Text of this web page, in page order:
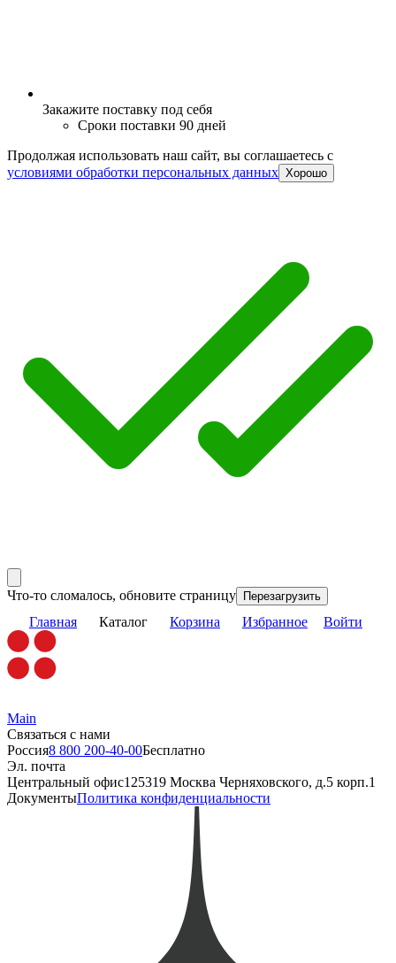
Закажите поставку под себя
Сроки поставки 90 дней
Продолжая использовать наш сайт, вы соглашаетесь c
условиями обработки персональных данных Хорошо
Что-то сломалось, обновите страницу Перезагрузить
Главная Каталог Корзина Избранное Войти
Main
Связаться с нами
Россия8 800 200-40-00Бесплатно
Эл. почта
Центральный офис125319 Москва Черняховского, д.5 корп.1
ДокументыПолитика конфиденциальности